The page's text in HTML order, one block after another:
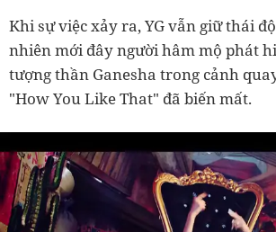
Khi sự việc xảy ra, YG vẫn giữ thái
nhiên mới đây người hâm mộ phát
tượng thần Ganesha trong cảnh
"How You Like That" đã biến mất.